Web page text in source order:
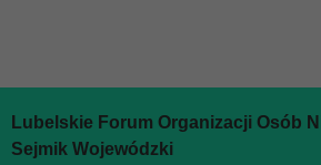
Lubelskie Forum Organizacji Osób
Sejmik Wojewódzki